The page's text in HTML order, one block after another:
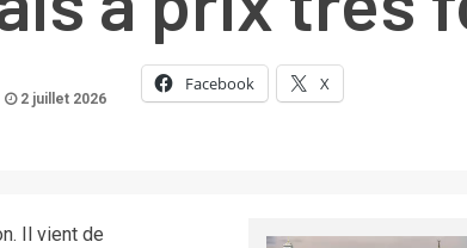
2 juillet 2026
Facebook X
Il vient de